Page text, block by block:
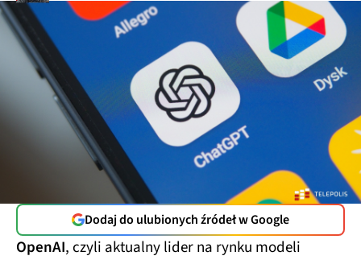
Dodaj do ulubionych źródeł w Google
OpenAI, czyli aktualny lider na rynku modeli